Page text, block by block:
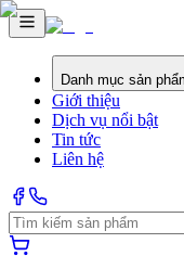
Danh mục sản
Giới thiệu
Dịch vụ nổi bật
Tin tức
Liên hệ